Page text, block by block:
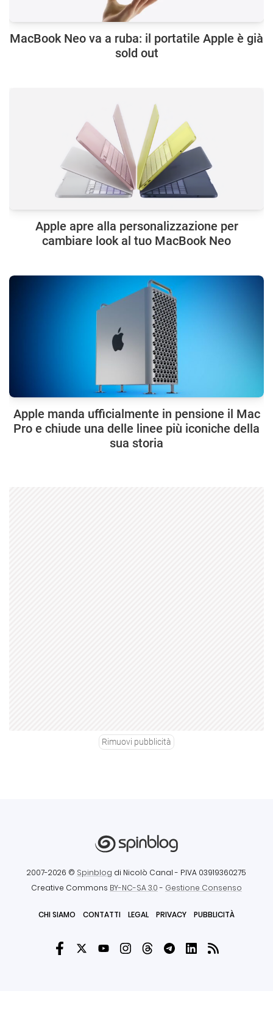
MacBook Neo va a ruba: il portatile Apple è già
sold out
Apple apre alla personalizzazione per
cambiare look al tuo MacBook Neo
Apple manda ufficialmente in pensione il Mac
Pro e chiude una delle linee più iconiche della
sua storia
Rimuovi pubblicità
2007-2026 © Spinblog di Nicolò Canal - P.IVA 03919360275
Creative Commons BY-NC-SA 3.0- Gestione Consenso
CHI SIAMO CONTATTI LEGAL PRIVACY PUBBLICITÀ